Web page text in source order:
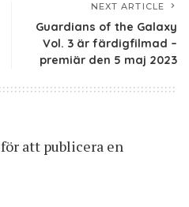
NEXT ARTICLE
Guardians of the Galaxy
Vol. 3 är färdigfilmad –
premiär den 5 maj 2023
för att publicera en